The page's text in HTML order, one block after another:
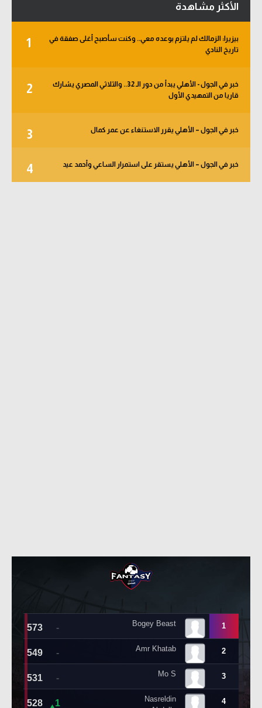
الأكثر مشاهدة
1
بيزيرا: الزمالك لم يلتزم بوعده معي.. وكنت سأصبح أغلى صفقة في
تاريخ النادي
2
خبر في الجول - الأهلي يبدأ من دور الـ 32.. والثلاثي المصري يشارك
قاريا من التمهيدي الأول
3 خبر في الجول – الأهلي يقرر الاستنغاء عن عمر كمال
4 خبر في الجول – الأهلي يستقر على استمرار الساعي وأحمد عيد